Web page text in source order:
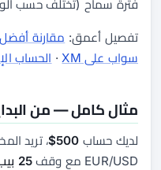
فترة سماح (تختلف حسب
تفصيل أعمق: مقارنة
سواب على XM
· الحساب
مثال كامل — من
لديك حساب 500$ ، تريد
EUR/USD مع وقف
25 بيب